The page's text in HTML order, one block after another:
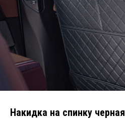
Накидка на спинку черная